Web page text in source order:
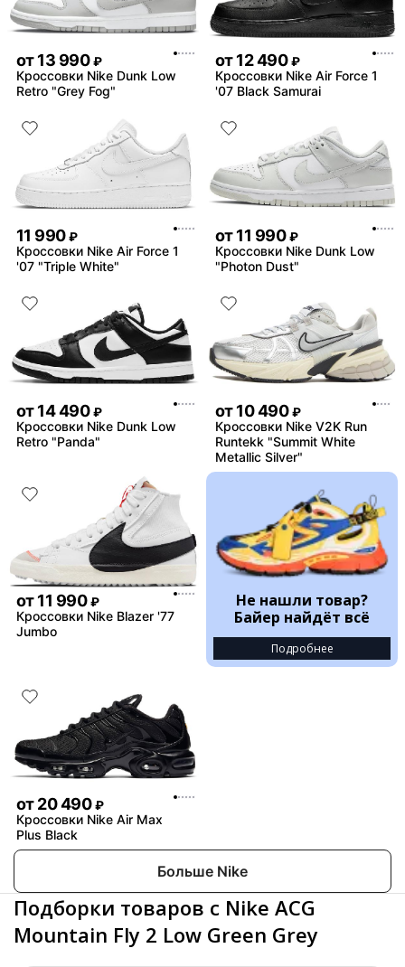
от13 990 ₽
Кроссовки Nike Dunk Low
Retro "Grey Fog"
от12 490 ₽
Кроссовки Nike Air Force 1
'07 Black Samurai
11 990 ₽
Кроссовки Nike Air Force 1
'07 "Triple White"
от11 990 ₽
Кроссовки Nike Dunk Low
"Photon Dust"
от14 490 ₽
Кроссовки Nike Dunk Low
Retro "Panda"
от10 490 ₽
Кроссовки Nike V2K Run
Runtekk "Summit White
Metallic Silver"
от11 990 ₽
Кроссовки Nike Blazer '77
Jumbo
Не нашли товар?
Байер найдёт всё
Подробнее
от20 490 ₽
Кроссовки Nike Air Max
Plus Black
Больше Nike
Подборки товаров с Nike ACG
Mountain Fly 2 Low Green Grey